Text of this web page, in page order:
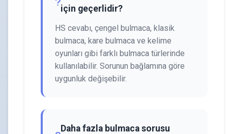
için geçerlidir?
HS cevabı, çengel bulmaca, klasik
bulmaca, kare bulmaca ve kelime
oyunları gibi farklı bulmaca türlerinde
kullanılabilir. Sorunun bağlamına göre
uygunluk değişebilir.
Daha fazla bulmaca sorusu